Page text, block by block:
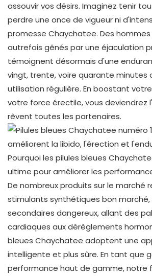
assouvir vos désirs. Imaginez tenir
perdre une once de vigueur ni
promesse Chaychatee. Des
autrefois gênés par une éjaculation
témoignent désormais d'une
vingt, trente, voire quarante minutes
utilisation régulière. En boostant
votre force érectile, vous deviendrez
rêvent toutes les partenaires.
Pourquoi les pilules bleues
ultime pour améliorer les
De nombreux produits sur le marché
stimulants synthétiques bon
secondaires dangereux, allant des
cardiaques aux dérèglements
bleues Chaychatee adoptent une
intelligente et plus sûre. En tant que
performance haut de gamme, notre